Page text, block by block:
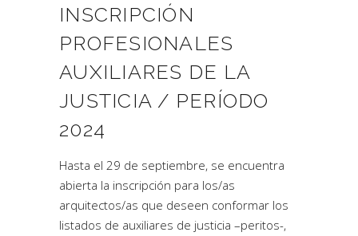
INSCRIPCIÓN
PROFESIONALES
AUXILIARES DE LA
JUSTICIA / PERÍODO
2024
Hasta el 29 de septiembre, se encuentra
abierta la inscripción para los/as
arquitectos/as que deseen conformar los
listados de auxiliares de justicia –peritos-,